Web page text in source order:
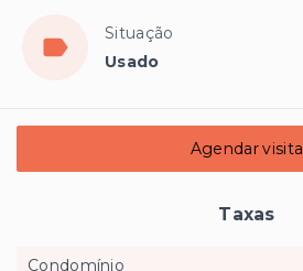
Situação
Usado
Agendar visita
Taxas
Condomínio